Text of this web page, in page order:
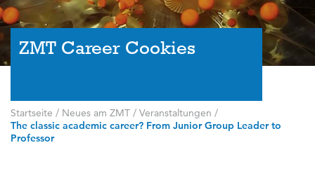
ZMT Career Cookies
Startseite / Neues am ZMT / Veranstaltungen /
The classic academic career? From Junior Group Leader to
Professor